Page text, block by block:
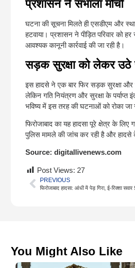
प्रशासन ने संभाला मोर्चा
घटना की सूचना मिलते ही एसडीएम और
हटवाया। प्रशासन ने पीड़ित परिवार
आवश्यक कानूनी कार्रवाई की जा रही है।
सड़क सुरक्षा को लेकर उठे
इस हादसे ने एक बार फिर सड़क सुरक्षा और
लेकिन गति नियंत्रण और सुरक्षा के पर्याप्त
भविष्य में इस तरह की घटनाओं को रोका
फिरोजाबाद का यह हादसा पूरे क्षेत्र के
पुलिस मामले की जांच कर रही है और हादसे के
Source: digitallivenews.com
Post Views: 27
PREVIOUS
फिरोजाबाद हादसा: आंधी में पेड़ गिरा, ई-रिक्शा सवार
You Might Also Like